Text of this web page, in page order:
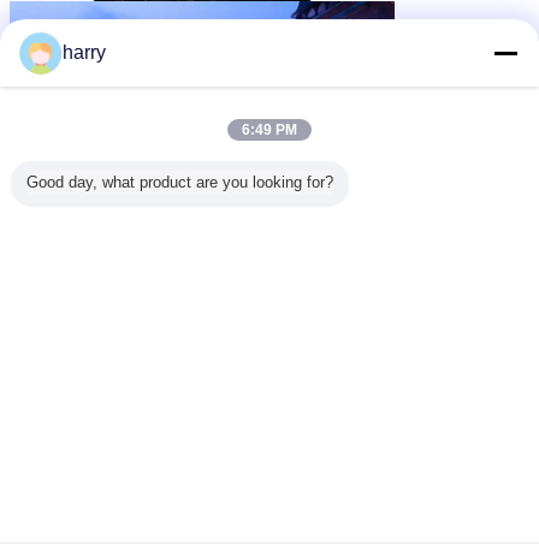
harry
6:49 PM
Good day, what product are you looking for?